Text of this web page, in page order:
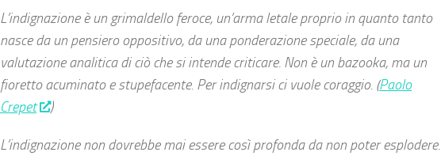
L’indignazione è un grimaldello feroce, un’arma letale proprio in quanto tanto
nasce da un pensiero oppositivo, da una ponderazione speciale, da una
valutazione analitica di ciò che si intende criticare. Non è un bazooka, ma un
fioretto acuminato e stupefacente. Per indignarsi ci vuole coraggio. (Paolo
Crepet
)
L’indignazione non dovrebbe mai essere così profonda da non poter esplodere.